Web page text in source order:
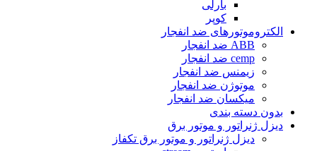
بارلی
کوپر
الکتروموتورهای ضد انفجار
ABB ضد انفجار
cemp ضد انفجار
زیمنس ضد انفجار
موتوژن ضد انفجار
میکسان ضد انفجار
بدون دسته بندی
دیزل ژنراتور و موتور برق
دیزل ژنراتور و موتور برق تکفاز